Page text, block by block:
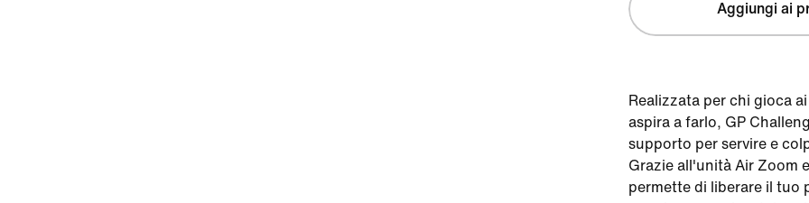
Aggiungi ai
Realizzata per chi gioca
aspira a farlo, GP
supporto per servire e
Grazie all'unità Air Zoom
permette di liberare il tuo